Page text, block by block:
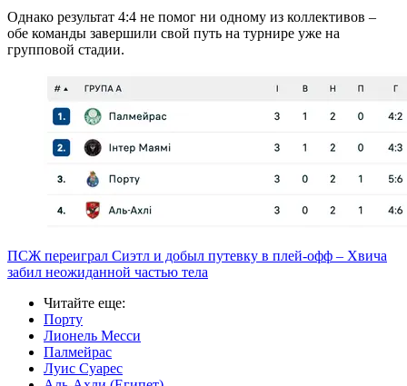
Однако результат 4:4 не помог ни одному из коллективов –
обе команды завершили свой путь на турнире уже на
групповой стадии.
ПСЖ переиграл Сиэтл и добыл путевку в плей-офф – Хвича
забил неожиданной частью тела
Читайте еще:
Порту
Лионель Месси
Палмейрас
Луис Суарес